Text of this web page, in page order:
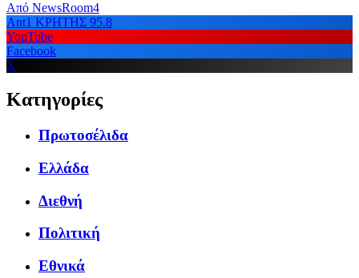
Από NewsRoom4
Ant1 ΚΡΗΤΗΣ 95.8
YouTube
Facebook
X
Κατηγορίες
Πρωτοσέλιδα
Ελλάδα
Διεθνή
Πολιτική
Εθνικά